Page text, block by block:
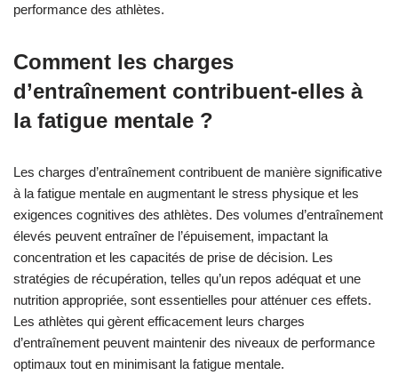
performance des athlètes.
Comment les charges
d’entraînement contribuent-elles à
la fatigue mentale ?
Les charges d’entraînement contribuent de manière significative
à la fatigue mentale en augmentant le stress physique et les
exigences cognitives des athlètes. Des volumes d’entraînement
élevés peuvent entraîner de l’épuisement, impactant la
concentration et les capacités de prise de décision. Les
stratégies de récupération, telles qu’un repos adéquat et une
nutrition appropriée, sont essentielles pour atténuer ces effets.
Les athlètes qui gèrent efficacement leurs charges
d’entraînement peuvent maintenir des niveaux de performance
optimaux tout en minimisant la fatigue mentale.